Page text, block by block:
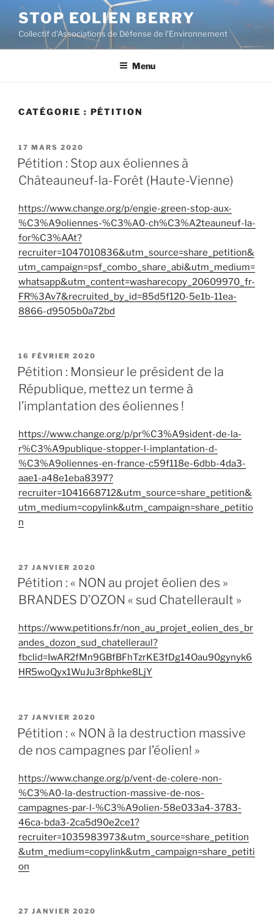
contenu
principal
STOP EOLIEN BERRY
Collectif d'Associations de Défense de l’Environnement
Menu
CATÉGORIE : PÉTITION
PUBLIÉ
LE
17 MARS 2020
Pétition : Stop aux éoliennes à
Châteauneuf-la-Forêt (Haute-Vienne)
https://www.change.org/p/engie-green-stop-aux-
%C3%A9oliennes-%C3%A0-ch%C3%A2teauneuf-la-
for%C3%AAt?
recruiter=1047010836&utm_source=share_petition&
utm_campaign=psf_combo_share_abi&utm_medium=
whatsapp&utm_content=washarecopy_20609970_fr-
FR%3Av7&recruited_by_id=85d5f120-5e1b-11ea-
8866-d9505b0a72bd
PUBLIÉ
LE
16 FÉVRIER 2020
Pétition : Monsieur le président de la
République, mettez un terme à
l’implantation des éoliennes !
https://www.change.org/p/pr%C3%A9sident-de-la-
r%C3%A9publique-stopper-l-implantation-d-
%C3%A9oliennes-en-france-c59f118e-6dbb-4da3-
aae1-a48e1eba8397?
recruiter=1041668712&utm_source=share_petition&
utm_medium=copylink&utm_campaign=share_petitio
n
PUBLIÉ
LE
27 JANVIER 2020
Pétition : « NON au projet éolien des »
BRANDES D’OZON « sud Chatellerault »
https://www.petitions.fr/non_au_projet_eolien_des_br
andes_dozon_sud_chatelleraul?
fbclid=IwAR2fMn9GBfBFhTzrKE3fDg14Oau90gynyk6
HR5woQyx1WuJu3r8phke8LjY
PUBLIÉ
LE
27 JANVIER 2020
Pétition : « NON à la destruction massive
de nos campagnes par l’éolien! »
https://www.change.org/p/vent-de-colere-non-
%C3%A0-la-destruction-massive-de-nos-
campagnes-par-l-%C3%A9olien-58e033a4-3783-
46ca-bda3-2ca5d90e2ce1?
recruiter=1035983973&utm_source=share_petition
&utm_medium=copylink&utm_campaign=share_petiti
on
PUBLIÉ
27 JANVIER 2020